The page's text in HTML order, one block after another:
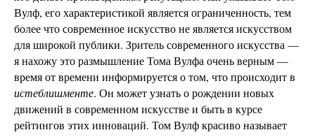
Вулф, его характеристикой является ограниченность, тем
более что современное искусство не является искусством
для широкой публики. Зритель современного искусства —
я нахожу это размышление Тома Вулфа очень верным —
время от времени информируется о том, что происходит в
истеблишменте. Он может узнать о рождении новых
движений в современном искусстве и быть в курсе
рейтингов этих инноваций. Том Вулф красиво называет